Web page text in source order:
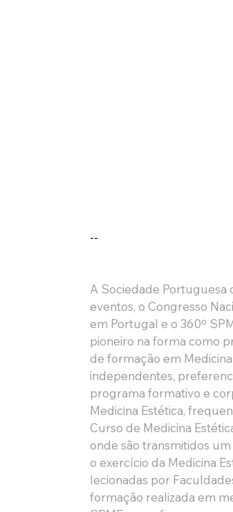
--
A Sociedade Portuguesa
eventos, o Congresso
em Portugal e o 360º
pioneiro na forma como
de formação em
independentes,
programa formativo e
Medicina Estética,
Curso de Medicina
onde são transmitidos
o exercício da Medicina
lecionadas por
formação realizada em